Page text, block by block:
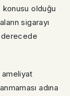
olduğu
sigarayı
derecede
ameliyat
adına